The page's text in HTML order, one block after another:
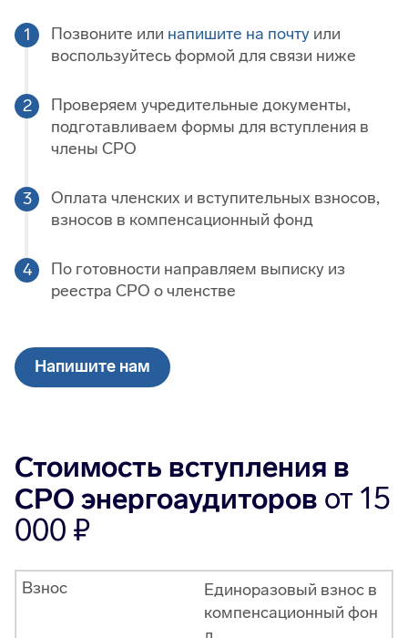
Позвоните или напишите на почту или
воспользуйтесь формой для связи ниже
Проверяем учредительные документы,
подготавливаем формы для вступления в
члены СРО
Оплата членских и вступительных взносов,
взносов в компенсационный фонд
По готовности направляем выписку из
реестра СРО о членстве
Напишите нам
Стоимость вступления в
СРО энергоаудиторов от 15
000
Единоразовый взнос в
компенсационный фон
Взнос